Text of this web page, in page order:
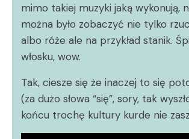
mimo takiej muzyki jaką wykonują,
można było zobaczyć nie tylko
albo róże ale na przykład stanik.
włosku, wow.
Tak, ciesze się że inaczej to się
(za dużo słowa “się”, sory, tak
końcu trochę kultury kurde nie